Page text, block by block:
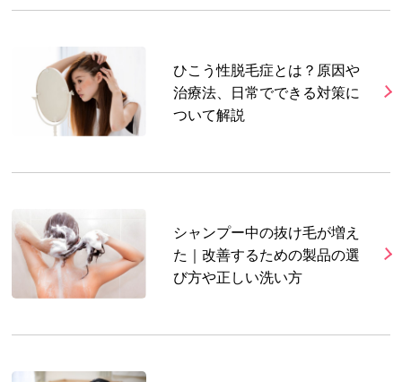
ひこう性脱毛症とは？原因や
治療法、日常でできる対策に
ついて解説
シャンプー中の抜け毛が増え
た｜改善するための製品の選
び方や正しい洗い方